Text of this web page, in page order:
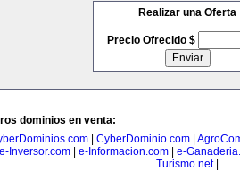
Realizar una Oferta
Precio Ofrecido $
dominios en venta:
| CyberDominio.com|
e-Inversor.com| e-Informacion.com| e-
Turismo.net|